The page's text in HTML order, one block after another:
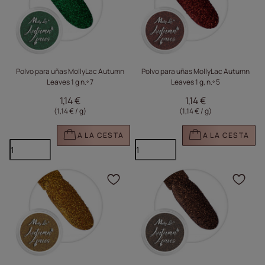
Polvo para uñas MollyLac Autumn
Leaves 1 g n.º 7
1,14 €
(1,14 € / g)
A LA CESTA
Polvo para uñas MollyLac Autumn
Leaves 1 g, n.º 5
1,14 €
(1,14 € / g)
A LA CESTA
Haga clic para añadir